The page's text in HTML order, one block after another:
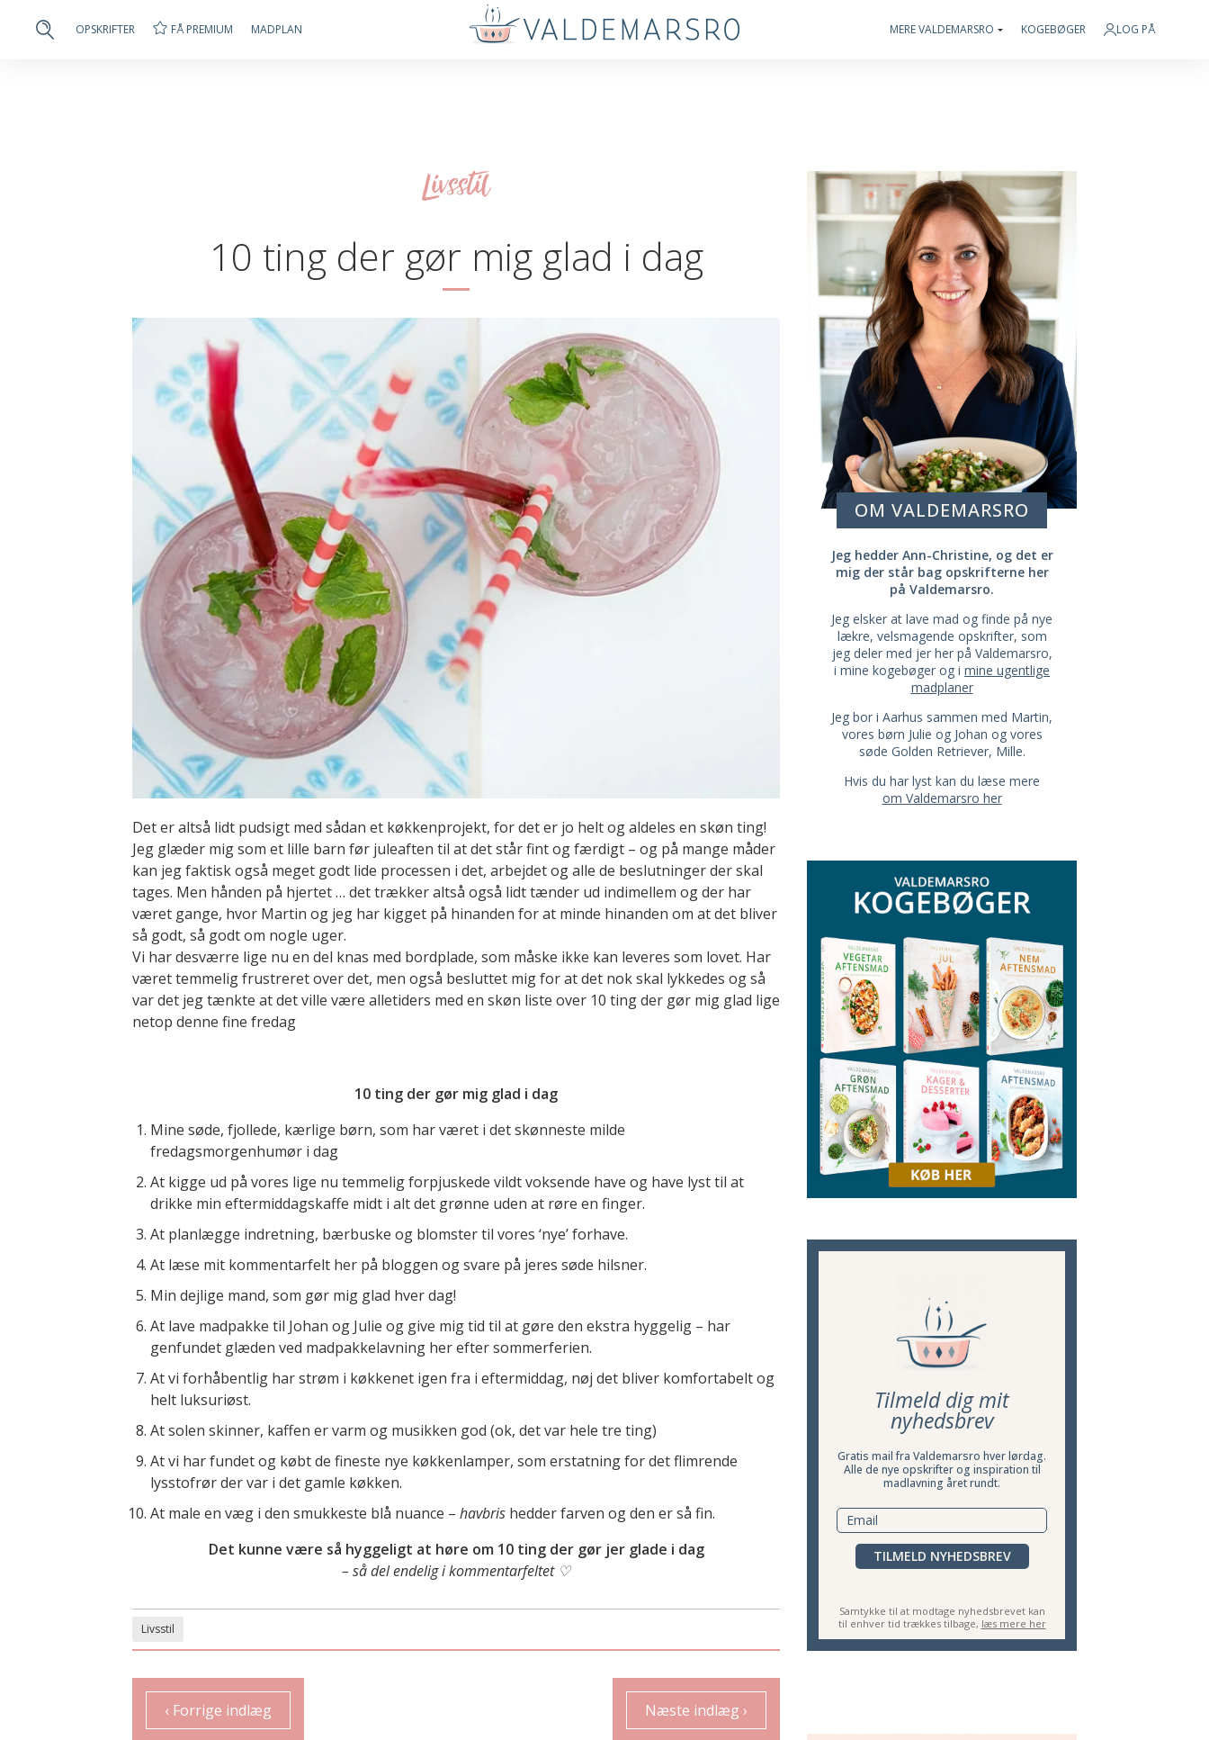
OPSKRIFTER FÅ PREMIUM MADPLAN MERE VALDEMARSRO KOGEBØGER LOG PÅ
Livsstil
10 ting der gør mig glad i dag
Det er altså lidt pudsigt med sådan et køkkenprojekt, for det er jo helt og aldeles en skøn ting!
Jeg glæder mig som et lille barn før juleaften til at det står fint og færdigt – og på mange måder
kan jeg faktisk også meget godt lide processen i det, arbejdet og alle de beslutninger der skal
tages. Men hånden på hjertet … det trækker altså også lidt tænder ud indimellem og der har
været gange, hvor Martin og jeg har kigget på hinanden for at minde hinanden om at det bliver
så godt, så godt om nogle uger.
Vi har desværre lige nu en del knas med bordplade, som måske ikke kan leveres som lovet. Har
været temmelig frustreret over det, men også besluttet mig for at det nok skal lykkedes og så
var det jeg tænkte at det ville være alletiders med en skøn liste over 10 ting der gør mig glad lige
netop denne fine fredag
10 ting der gør mig glad i dag
Mine søde, fjollede, kærlige børn, som har været i det skønneste milde
fredagsmorgenhumør i dag
At kigge ud på vores lige nu temmelig forpjuskede vildt voksende have og have lyst til at
drikke min eftermiddagskaffe midt i alt det grønne uden at røre en finger.
At planlægge indretning, bærbuske og blomster til vores ‘nye’ forhave.
At læse mit kommentarfelt her på bloggen og svare på jeres søde hilsner.
Min dejlige mand, som gør mig glad hver dag!
At lave madpakke til Johan og Julie og give mig tid til at gøre den ekstra hyggelig – har
genfundet glæden ved madpakkelavning her efter sommerferien.
At vi forhåbentlig har strøm i køkkenet igen fra i eftermiddag, nøj det bliver komfortabelt og
helt luksuriøst.
At solen skinner, kaffen er varm og musikken god (ok, det var hele tre ting)
At vi har fundet og købt de fineste nye køkkenlamper, som erstatning for det flimrende
lysstofrør der var i det gamle køkken.
At male en væg i den smukkeste blå nuance – havbris hedder farven og den er så fin.
Det kunne være så hyggeligt at høre om 10 ting der gør jer glade i dag
– så del endelig i kommentarfeltet ♡
Livsstil
‹ Forrige indlæg Næste indlæg ›
OM VALDEMARSRO
Jeg hedder Ann-Christine, og det er
mig der står bag opskrifterne her
på Valdemarsro.
Jeg elsker at lave mad og finde på nye
lækre, velsmagende opskrifter, som
jeg deler med jer her på Valdemarsro,
i mine kogebøger og i mine ugentlige
madplaner
Jeg bor i Aarhus sammen med Martin,
vores børn Julie og Johan og vores
søde Golden Retriever, Mille.
Hvis du har lyst kan du læse mere
om Valdemarsro her
Tilmeld dig mit
nyhedsbrev
Gratis mail fra Valdemarsro hver lørdag.
Alle de nye opskrifter og inspiration til
madlavning året rundt.
TILMELD NYHEDSBREV
Samtykke til at modtage nyhedsbrevet kan
til enhver tid trækkes tilbage, læs mere her